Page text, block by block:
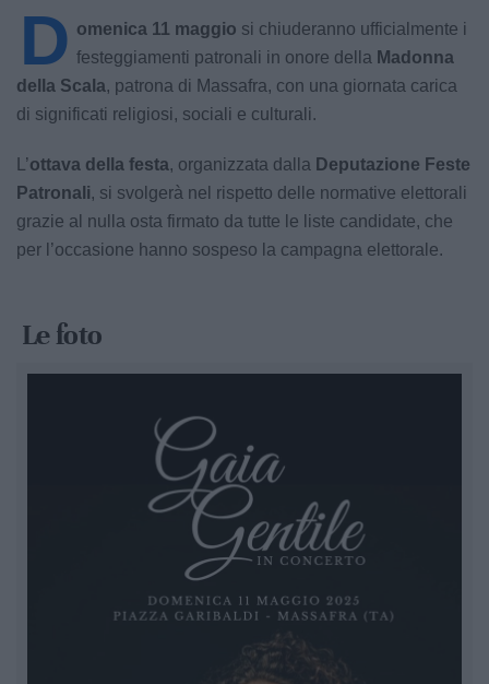
D omenica 11 maggio si chiuderanno ufficialmente i
festeggiamenti patronali in onore della Madonna
della Scala, patrona di Massafra, con una giornata carica
di significati religiosi, sociali e culturali.
L’ottava della festa, organizzata dalla Deputazione Feste
Patronali, si svolgerà nel rispetto delle normative elettorali
grazie al nulla osta firmato da tutte le liste candidate, che
per l’occasione hanno sospeso la campagna elettorale.
Le foto